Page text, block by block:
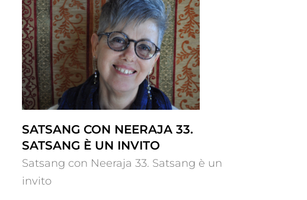
SATSANG CON NEERAJA 33.
SATSANG È UN INVITO
Satsang con Neeraja 33. Satsang è un
invito